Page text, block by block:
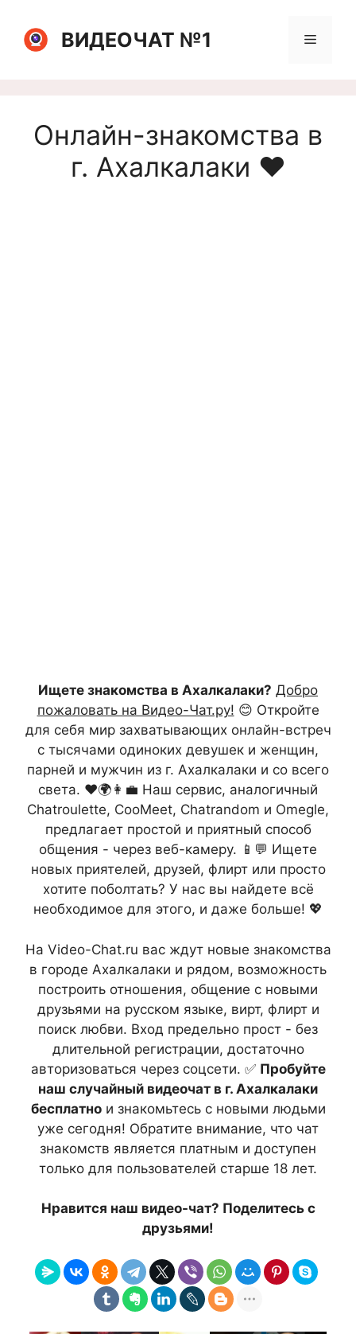
содержимомуВИДЕОЧАТ №1 Меню
Онлайн-знакомства в
г. Ахалкалаки ❤️
Ищете знакомства в Ахалкалаки? Добро
пожаловать на Видео-Чат.ру! 😊 Откройте
для себя мир захватывающих онлайн-встреч
с тысячами одиноких девушек и женщин,
парней и мужчин из г. Ахалкалаки и со всего
света. ❤️🌍👩‍💼 Наш сервис, аналогичный
Chatroulette, CooMeet, Chatrandom и Omegle,
предлагает простой и приятный способ
общения - через веб-камеру. 📱💬 Ищете
новых приятелей, друзей, флирт или просто
хотите поболтать? У нас вы найдете всё
необходимое для этого, и даже больше! 💖
На Video-Chat.ru вас ждут новые знакомства
в городе Ахалкалаки и рядом, возможность
построить отношения, общение с новыми
друзьями на русском языке, вирт, флирт и
поиск любви. Вход предельно прост - без
длительной регистрации, достаточно
авторизоваться через соцсети. ✅ Пробуйте
наш случайный видеочат в г. Ахалкалаки
бесплатнои знакомьтесь с новыми людьми
уже сегодня! Обратите внимание, что чат
знакомств является платным и доступен
только для пользователей старше 18 лет.
Нравится наш видео-чат? Поделитесь с
друзьями!